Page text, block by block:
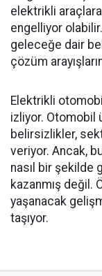
elektrikli araçlara
engelliyor
geleceğe dair
çözüm
Elektrikli
izliyor. Otomobil
belirsizlikler,
veriyor. Ancak,
nasıl bir şekilde
kazanmış değil.
yaşanacak
taşıyor.